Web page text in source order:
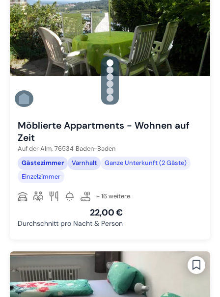
gallery.slide_selector
Zu Slide 1 wechseln
Zu Slide 2 wechseln
Zu Slide 3 wechseln
Zu Slide 4 wechseln
Zu Slide 5 wechseln
Zu Slide 6 wechseln
Möblierte Appartments - Wohnen auf
Zeit
Auf der Alm, 76534 Baden-Baden
Gästezimmer
Varnhalt
Ganze Unterkunft (2 Gäste)
Einzelzimmer
+ 16 weitere
22,00 €
Durchschnitt pro Nacht & Person